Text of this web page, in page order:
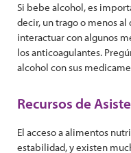
Si bebe alcohol, es
decir, un trago o menos
interactuar con algunos
los anticoagulantes.
alcohol con sus
Recursos de
El acceso a alimentos
estabilidad, y existen